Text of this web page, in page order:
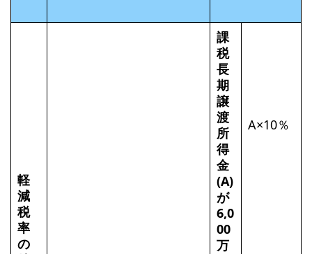
軽
減
税
率
の
課
税
長
期
譲
渡
所
得
金
(A)
が
6,0
00
万
A×10％